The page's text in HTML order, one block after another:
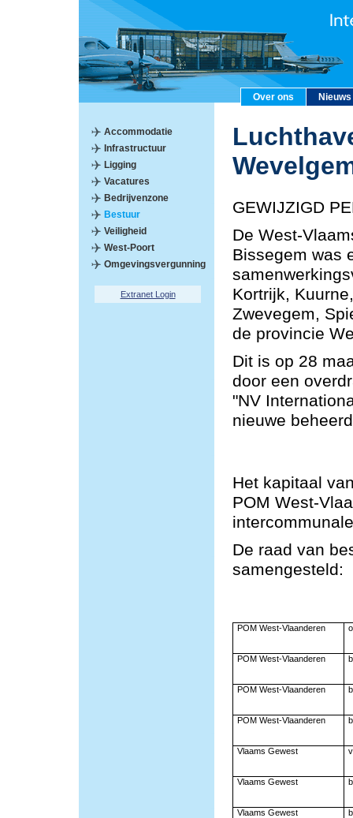
Over ons Nieuws
Accommodatie
Infrastructuur
Ligging
Vacatures
Bedrijvenzone
Bestuur
Veiligheid
West-Poort
Omgevingsvergunning
Extranet Login
GEWIJZIGD
De West-
Bissegem was
Kortrijk,
Zwevegem,
de provincie
Dit is op 28
door een
"NV
nieuwe
Het kapitaal
POM West-
De raad van
samengesteld:
POM West-Vlaanderen
POM West-Vlaanderen
POM West-Vlaanderen
POM West-Vlaanderen
Vlaams Gewest
Vlaams Gewest
Vlaams Gewest